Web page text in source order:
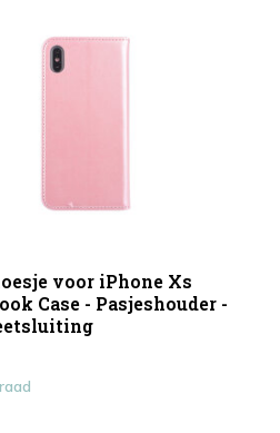
voor iPhone Xs
Case - Pasjeshouder -